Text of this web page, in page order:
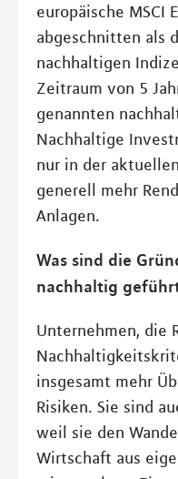
europäische MSCI
abgeschnitten als
nachhaltigen
Zeitraum von 5
genannten
Nachhaltige
nur in der
generell mehr
Anlagen.
Was sind die
nachhaltig
Unternehmen, die
insgesamt mehr
Risiken. Sie sind
weil sie den
Wirtschaft aus